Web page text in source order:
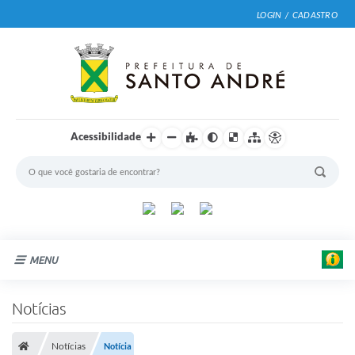
LOGIN / CADASTRO
Acessibilidade
MENU
Notícias
Notícias Notícia